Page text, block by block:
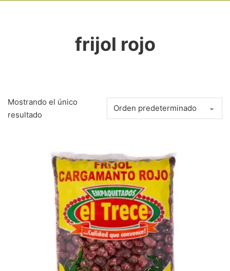
frijol rojo
Mostrando el único
resultado